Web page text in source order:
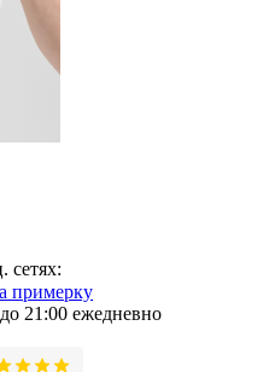
сетях:
примерку
21:00 ежедневно